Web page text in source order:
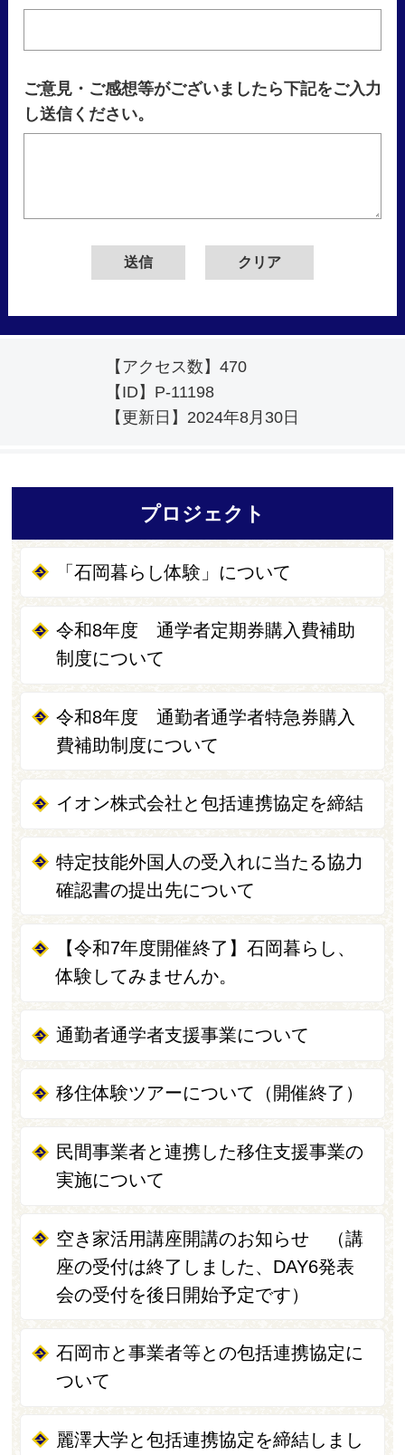
ご意見・ご感想等がございましたら下記をご入力
し送信ください。
【アクセス数】 470
【ID】 P-11198
【更新日】 2024年8月30日
プロジェクト
「石岡暮らし体験」について
令和8年度 通学者定期券購入費補助
制度について
令和8年度 通勤者通学者特急券購入
費補助制度について
イオン株式会社と包括連携協定を締結
特定技能外国人の受入れに当たる協力
確認書の提出先について
【令和7年度開催終了】石岡暮らし、
体験してみませんか。
通勤者通学者支援事業について
移住体験ツアーについて（開催終了）
民間事業者と連携した移住支援事業の
実施について
空き家活用講座開講のお知らせ （講
座の受付は終了しました、DAY6発表
会の受付を後日開始予定です）
石岡市と事業者等との包括連携協定に
ついて
麗澤大学と包括連携協定を締結しまし